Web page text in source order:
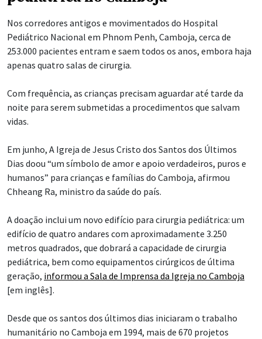
Nos corredores antigos e movimentados do Hospital
Pediátrico Nacional em Phnom Penh, Camboja, cerca de
253.000 pacientes entram e saem todos os anos, embora haja
apenas quatro salas de cirurgia.
Com frequência, as crianças precisam aguardar até tarde da
noite para serem submetidas a procedimentos que salvam
vidas.
Em junho, A Igreja de Jesus Cristo dos Santos dos Últimos
Dias doou “um símbolo de amor e apoio verdadeiros, puros e
humanos” para crianças e famílias do Camboja, afirmou
Chheang Ra, ministro da saúde do país.
A doação inclui um novo edifício para cirurgia pediátrica: um
edifício de quatro andares com aproximadamente 3.250
metros quadrados, que dobrará a capacidade de cirurgia
pediátrica, bem como equipamentos cirúrgicos de última
geração, informou a Sala de Imprensa da Igreja no Camboja
[em inglês].
Desde que os santos dos últimos dias iniciaram o trabalho
humanitário no Camboja em 1994, mais de 670 projetos